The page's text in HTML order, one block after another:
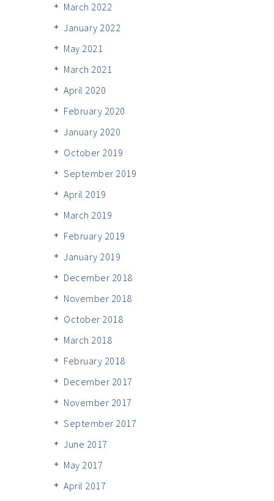
March 2022
January 2022
May 2021
March 2021
April 2020
February 2020
January 2020
October 2019
September 2019
April 2019
March 2019
February 2019
January 2019
December 2018
November 2018
October 2018
March 2018
February 2018
December 2017
November 2017
September 2017
June 2017
May 2017
April 2017